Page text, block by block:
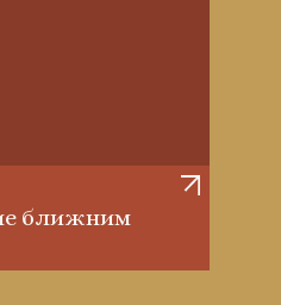
ближним